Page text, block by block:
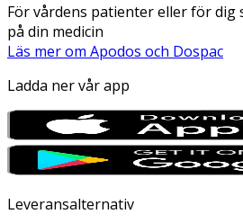
För vårdens patienter eller för dig
på din medicin
Läs mer om Apodos och Dospac
Ladda ner vår app
Leveransalternativ